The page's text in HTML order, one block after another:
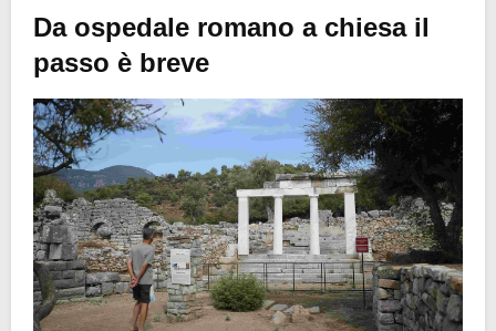
Da ospedale romano a chiesa il
passo è breve